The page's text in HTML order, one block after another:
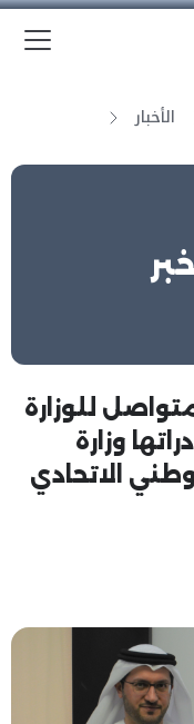
الأخبار
للوزارة
وزارة
الاتحادي